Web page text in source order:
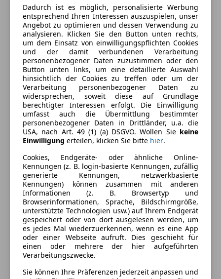
Ausstattung
Komfort
Armlehne
Einparkhilfe
Einparkhilfe Rückfahrkamera
Einparkhilfe Sensoren hinten
Einparkhilfe Sensoren vorne
Elektrische Fensterheber
Elektrische Heckklappe
Elektrische Seitenspiegel
Elektrische Sitze
Getönte Scheiben
Klimaautomatik
Lederausstattung
Lederlenkrad
Lordosenstütze
Luftfederung
Massagesitze
Multifunktionslenkrad
Navigationssystem
Schlüssellose Zentralverriegelung
Sitzbelüftung
Mehr anzeigen
Farbe und Innenausstattung
Außenfarbe
Schwarz
Farbe laut Hersteller
Schwarz
Lackierung
Andere
Innenausstattung
Vollleder
Fahrzeugbeschreibung
SQ7 TDI Faceliftmodell mit 22"Aluräder, Matrix-
Laserlicht, Anhängevorrichtung schwenkbar, S-
Sportsitze, Sitzheizung vorne, Sitzbelüftung,
Luftfahrwerk, Parksensoren, Rückfahrkamera, E-
Heckklappe, Soundsystem Bose Premium,
Abstandstempomat uvm. Ohne versteckte Gebühren
- §57a Pickerl überprüft - ANMELDEFERTIG! Eintausch-
und Finanzierungsmöglichkeit! Gewährleistung!
Dadurch ist es möglich, personalisierte Werbung
entsprechend Ihren Interessen auszuspielen, unser
Angebot zu optimieren und dessen Verwendung zu
analysieren. Klicken Sie den Button unten rechts,
um dem Einsatz von einwilligungspflichten Cookies
und der damit verbundenen Verarbeitung
personenbezogener Daten zuzustimmen oder den
Button unten links, um eine detaillierte Auswahl
hinsichtlich der Cookies zu treffen oder um der
Verarbeitung personenbezogener Daten zu
widersprechen, soweit diese auf Grundlage
berechtigter Interessen erfolgt. Die Einwilligung
umfasst auch die Übermittlung bestimmter
personenbezogener Daten in Drittländer, u.a. die
USA, nach Art. 49 (1) (a) DSGVO. Wollen Sie keine
Einwilligung erteilen, klicken Sie bitte hier.
Cookies, Endgeräte- oder ähnliche Online-
Kennungen (z. B. login-basierte Kennungen, zufällig
generierte Kennungen, netzwerkbasierte
Kennungen) können zusammen mit anderen
Informationen (z. B. Browsertyp und
Browserinformationen, Sprache, Bildschirmgröße,
unterstützte Technologien usw.) auf Ihrem Endgerät
gespeichert oder von dort ausgelesen werden, um
es jedes Mal wiederzuerkennen, wenn es eine App
oder einer Webseite aufruft. Dies geschieht für
einen oder mehrere der hier aufgeführten
Verarbeitungszwecke.
Sie können Ihre Präferenzen jederzeit anpassen und